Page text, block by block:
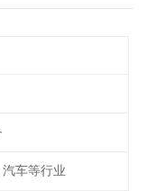
车等行业